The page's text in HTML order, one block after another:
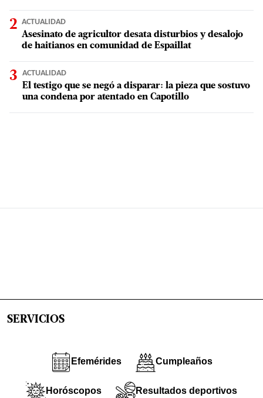
ACTUALIDAD
Asesinato de agricultor desata disturbios y desalojo
de haitianos en comunidad de Espaillat
ACTUALIDAD
El testigo que se negó a disparar: la pieza que sostuvo
una condena por atentado en Capotillo
SERVICIOS
Efemérides Cumpleaños
Horóscopos Resultados deportivos